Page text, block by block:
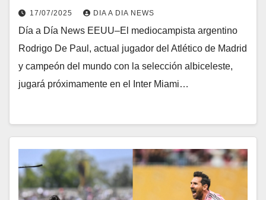
17/07/2025 DIA A DIA NEWS
Día a Día News EEUU–El mediocampista argentino
Rodrigo De Paul, actual jugador del Atlético de Madrid
y campeón del mundo con la selección albiceleste,
jugará próximamente en el Inter Miami…